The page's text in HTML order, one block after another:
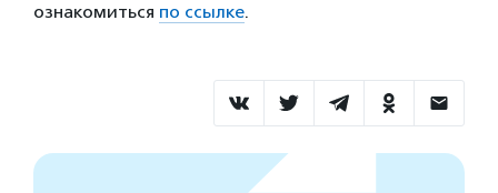
ознакомиться по ссылке.